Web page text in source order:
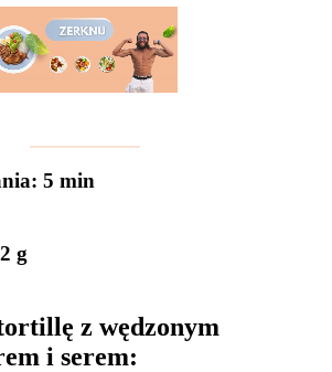
: 5 min
g
z wędzonym
i serem: